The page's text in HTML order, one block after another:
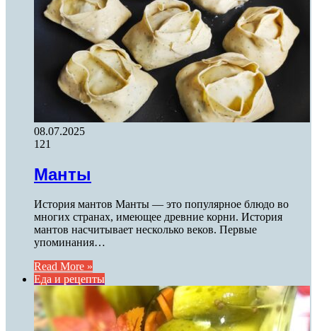
08.07.2025
121
Манты
История мантов Манты — это популярное блюдо во
многих странах, имеющее древние корни. История
мантов насчитывает несколько веков. Первые
упоминания…
Read More »
Еда и рецепты